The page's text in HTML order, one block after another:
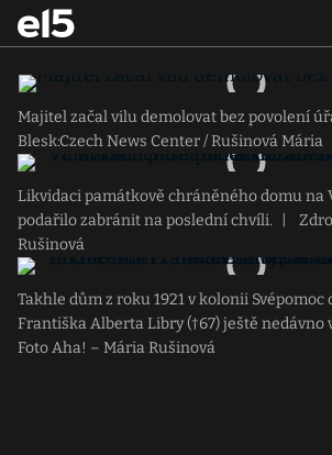
Majitel začal vilu demolovat bez povolení
Blesk:Czech News Center / Rušinová Mária
Likvidaci památkově chráněného domu na
podařilo zabránit na poslední chvíli.
Rušinová
Takhle dům z roku 1921 v kolonii
Františka Alberta Libry (†67) ještě nedávno
Foto Aha! – Mária Rušinová